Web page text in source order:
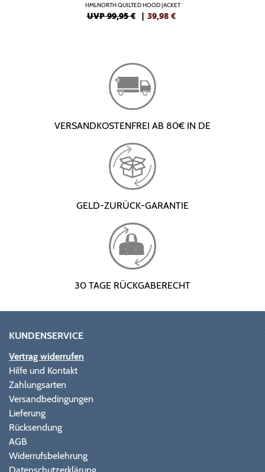
HMLNORTH QUILTED HOOD JACKET
UVP 99,95 € | 39,98 €
VERSANDKOSTENFREI AB 80€ IN DE
GELD-ZURÜCK-GARANTIE
30 TAGE RÜCKGABERECHT
KUNDENSERVICE
Vertrag widerrufen
Hilfe und Kontakt
Zahlungsarten
Versandbedingungen
Lieferung
Rücksendung
AGB
Widerrufsbelehrung